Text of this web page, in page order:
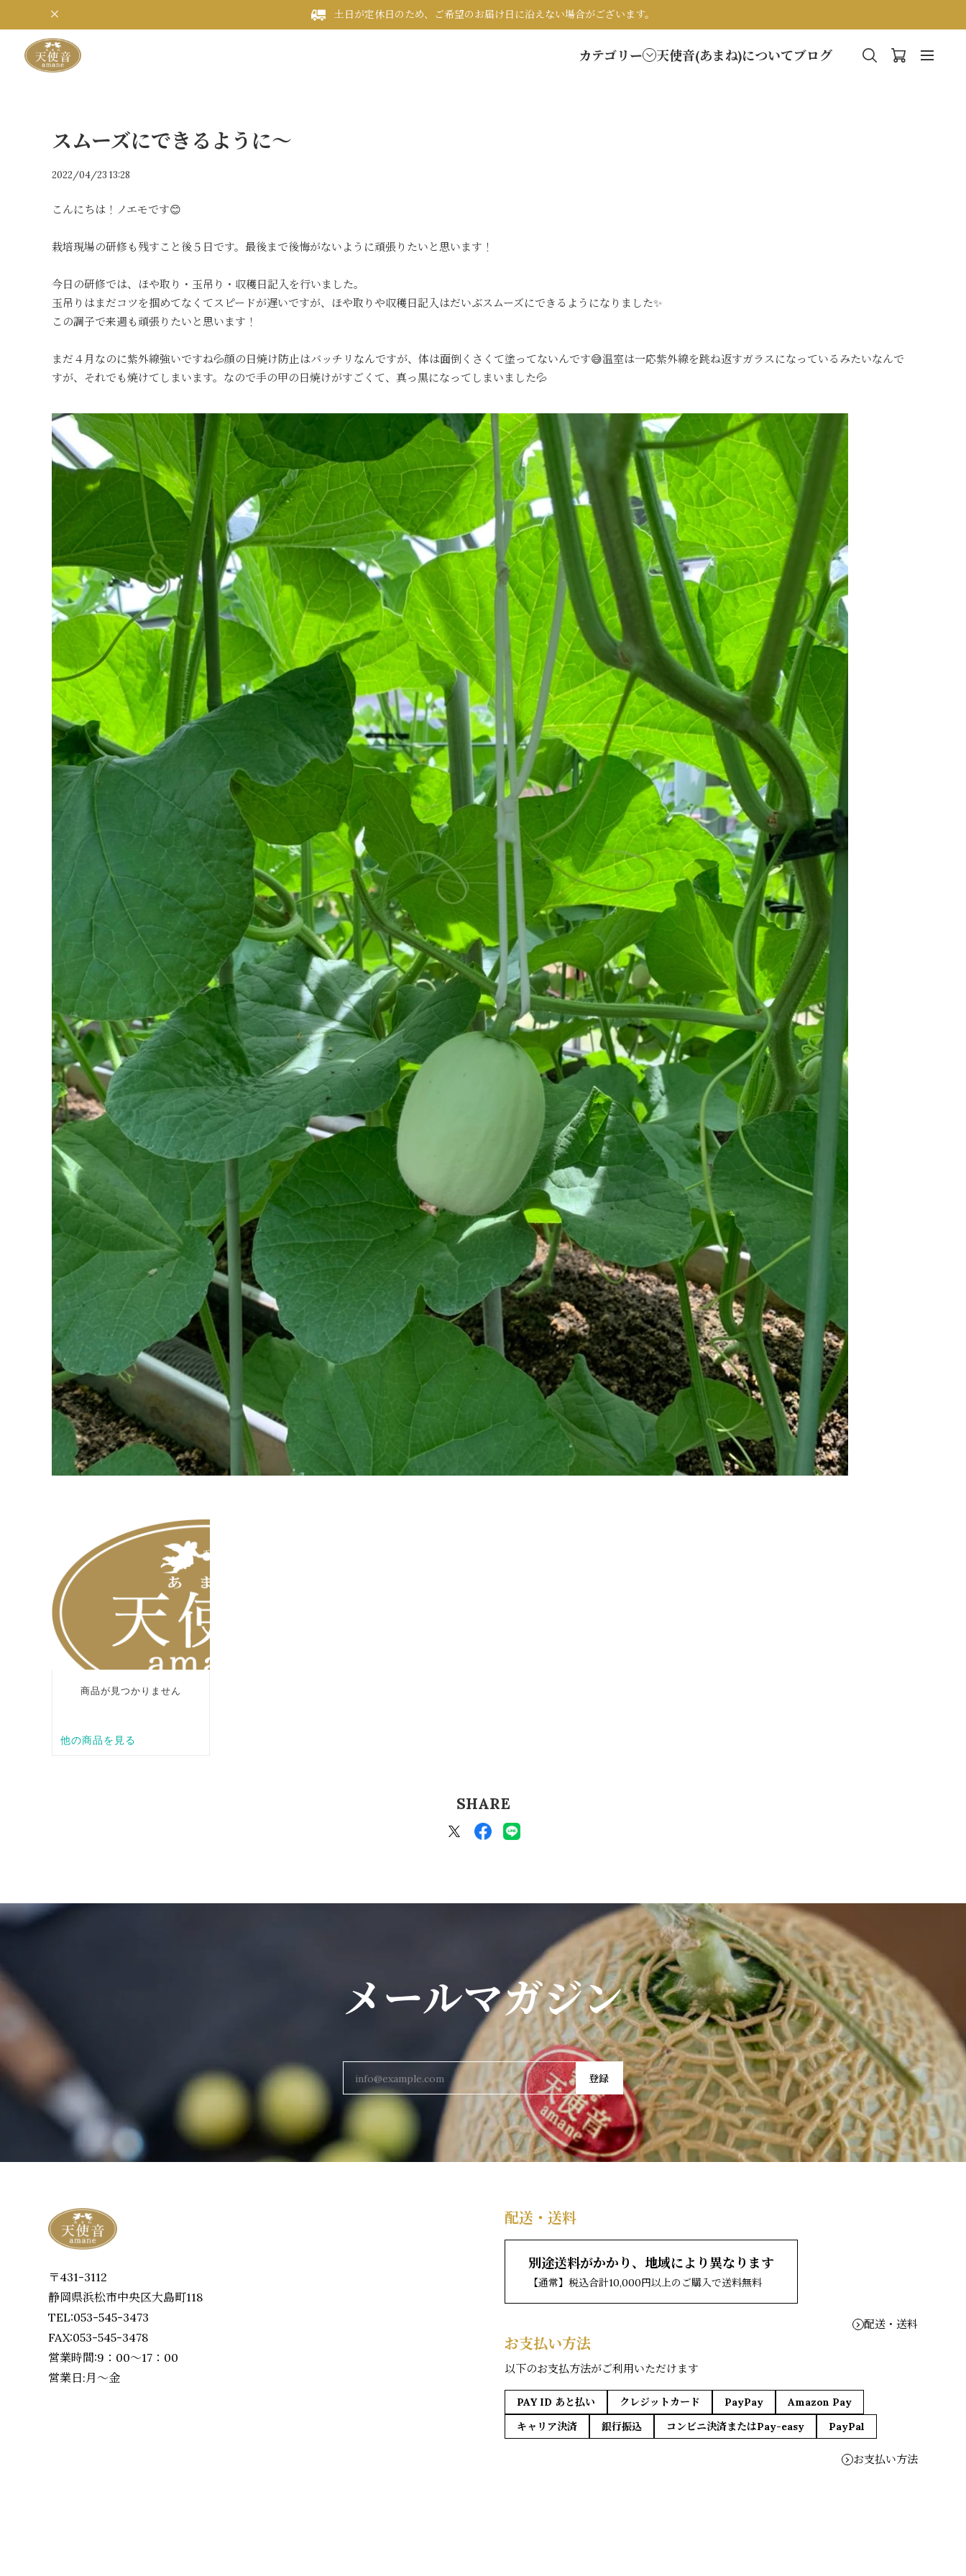
土日が定休日のため、ご希望のお届け日に沿えない場合がございます。
カテゴリー 天使音(あまね)についてブログ
スムーズにできるように～
2022/04/23 13:28
こんにちは！ノエモです😊
栽培現場の研修も残すこと後５日です。最後まで後悔がないように頑張りたいと思います！
今日の研修では、ほや取り・玉吊り・収穫日記入を行いました。
玉吊りはまだコツを掴めてなくてスピードが遅いですが、ほや取りや収穫日記入はだいぶスムーズにできるようになりました✨
この調子で来週も頑張りたいと思います！
まだ４月なのに紫外線強いですね💦顔の日焼け防止はバッチリなんですが、体は面倒くさくて塗ってないんです😅温室は一応紫外線を跳ね返すガラスになっているみたいなんで
すが、それでも焼けてしまいます。なので手の甲の日焼けがすごくて、真っ黒になってしまいました💦
SHARE
メールマガジン
登録
〒431-3112
静岡県浜松市中央区大島町118
TEL:053-545-3473
FAX:053-545-3478
営業時間:9：00～17：00
営業日:月～金
配送・送料
別途送料がかかり、地域により異なります
【通常】税込合計10,000円以上のご購入で送料無料
配送・送料
お支払い方法
以下のお支払方法がご利用いただけます
PAY ID あと払い クレジットカード PayPay
Amazon Pay
キャリア決済
銀行振込 コンビニ決済またはPay-easy PayPal
お支払い方法